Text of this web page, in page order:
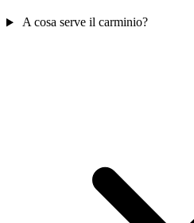
A cosa serve il carminio?